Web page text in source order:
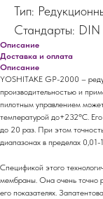
Тип:
Стандарты: DIN
Описание
Доставка и оплата
Описание
YOSHITAKE GP-2000 –
производительностью и
пилотным управлением
температурой до+232ºС.
до 20 раз. При этом
диапазонах в пределах
Спецификой этого
мембраны. Она очень точно
его показателях.